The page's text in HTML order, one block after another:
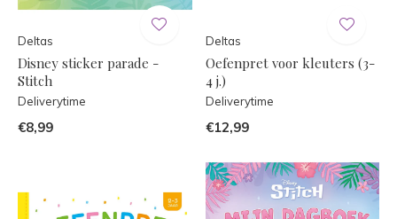
Deltas
Disney sticker parade -
Stitch
Deliverytime
€8,99
Deltas
Oefenpret voor kleuters (3-
4 j.)
Deliverytime
€12,99